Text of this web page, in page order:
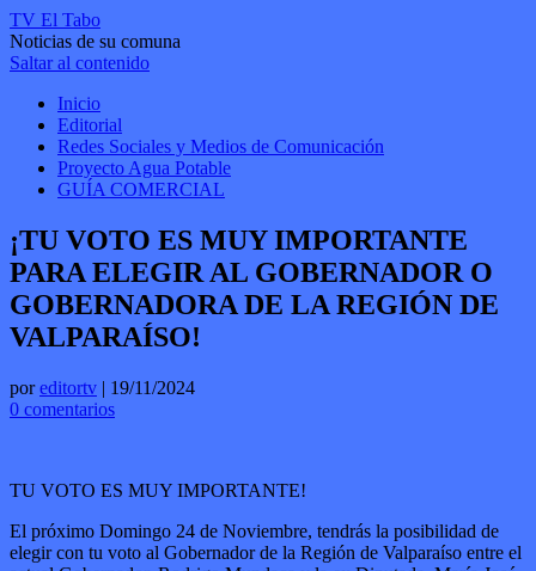
TV El Tabo
Noticias de su comuna
Saltar al contenido
Inicio
Editorial
Redes Sociales y Medios de Comunicación
Proyecto Agua Potable
GUÍA COMERCIAL
¡TU VOTO ES MUY IMPORTANTE
PARA ELEGIR AL GOBERNADOR O
GOBERNADORA DE LA REGIÓN DE
VALPARAÍSO!
poreditortv | 19/11/2024
0 comentarios
TU VOTO ES MUY IMPORTANTE!
El próximo Domingo 24 de Noviembre, tendrás la posibilidad de
elegir con tu voto al Gobernador de la Región de Valparaíso entre el